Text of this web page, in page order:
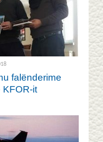
falënderime
KFOR-it